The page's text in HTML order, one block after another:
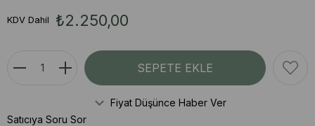
KDV Dahil ₺2.250,00
Fiyat Düşünce Haber Ver
Satıcıya Soru Sor